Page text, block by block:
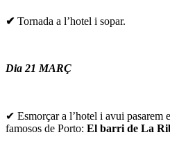
✔ Tornada a l’hotel i sopar.
Dia 21 MARÇ
✔ Esmorçar a l’hotel i avui pasarem
famosos de Porto: El barri de La